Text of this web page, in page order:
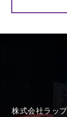
株式会社ラッ